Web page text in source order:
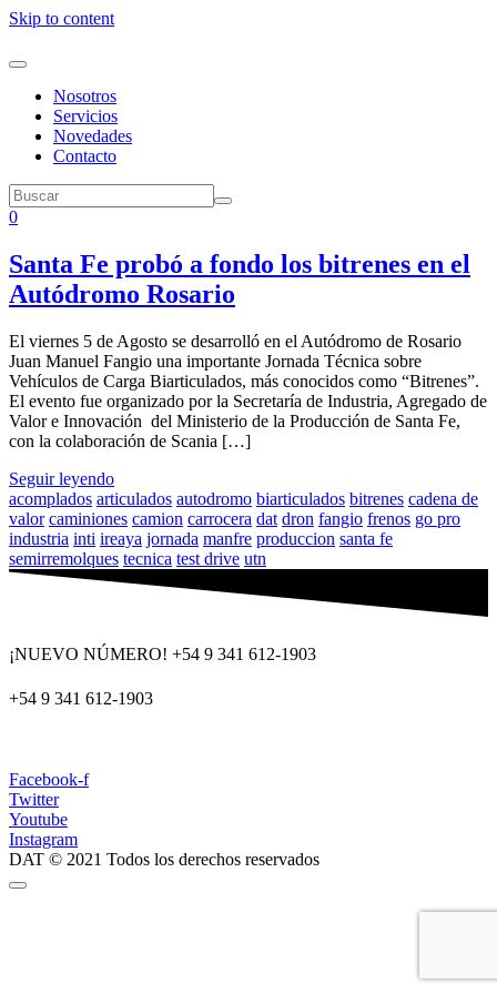
Skip to content
Nosotros
Servicios
Novedades
Contacto
0
Santa Fe probó a fondo los bitrenes en el
Autódromo Rosario
El viernes 5 de Agosto se desarrolló en el Autódromo de Rosario
Juan Manuel Fangio una importante Jornada Técnica sobre
Vehículos de Carga Biarticulados, más conocidos como “Bitrenes”.
El evento fue organizado por la Secretaría de Industria, Agregado de
Valor e Innovación del Ministerio de la Producción de Santa Fe,
con la colaboración de Scania […]
Seguir leyendo
acomplados articulados autodromo biarticulados bitrenes cadena de
valor caminiones camion carrocera dat dron fangio frenos go pro
industria inti ireaya jornada manfre produccion santa fe
semirremolques tecnica test drive utn
¡NUEVO NÚMERO! +54 9 341 612-1903
+54 9 341 612-1903
Facebook-f
Twitter
Youtube
Instagram
DAT © 2021 Todos los derechos reservados